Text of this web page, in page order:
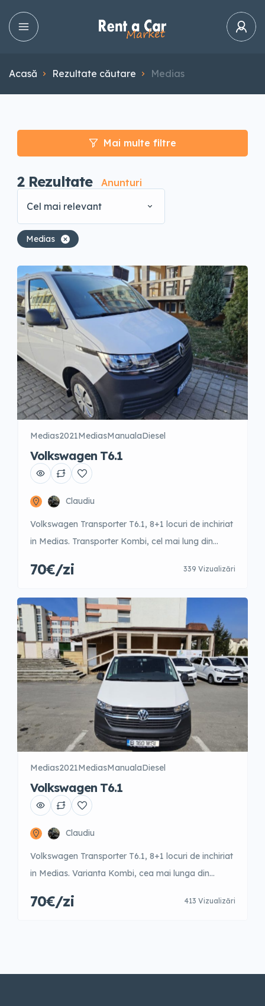
Acasă Rezultate căutare Medias
Mai multe filtre
2 Rezultate
Anunturi
Cel mai relevant
Medias
Medias2021MediasManualaDiesel
Volkswagen T6.1
Claudiu
Volkswagen Transporter T6.1, 8+1 locuri de inchiriat
in Medias. Transporter Kombi, cel mai lung din
70€/zi 339 Vizualizări
Medias2021MediasManualaDiesel
Volkswagen T6.1
Claudiu
Volkswagen Transporter T6.1, 8+1 locuri de inchiriat
in Medias. Varianta Kombi, cea mai lunga din
70€/zi 413 Vizualizări